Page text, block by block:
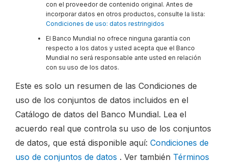
con el proveedor de contenido original. Antes de
incorporar datos en otros productos, consulte la lista:
Condiciones de uso: datos restringidos
El Banco Mundial no ofrece ninguna garantía con
respecto a los datos y usted acepta que el Banco
Mundial no será responsable ante usted en relación
con su uso de los datos.
Este es solo un resumen de las Condiciones de
uso de los conjuntos de datos incluidos en el
Catálogo de datos del Banco Mundial. Lea el
acuerdo real que controla su uso de los conjuntos
de datos, que está disponible aquí: Condiciones de
uso de conjuntos de datos . Ver también Términos